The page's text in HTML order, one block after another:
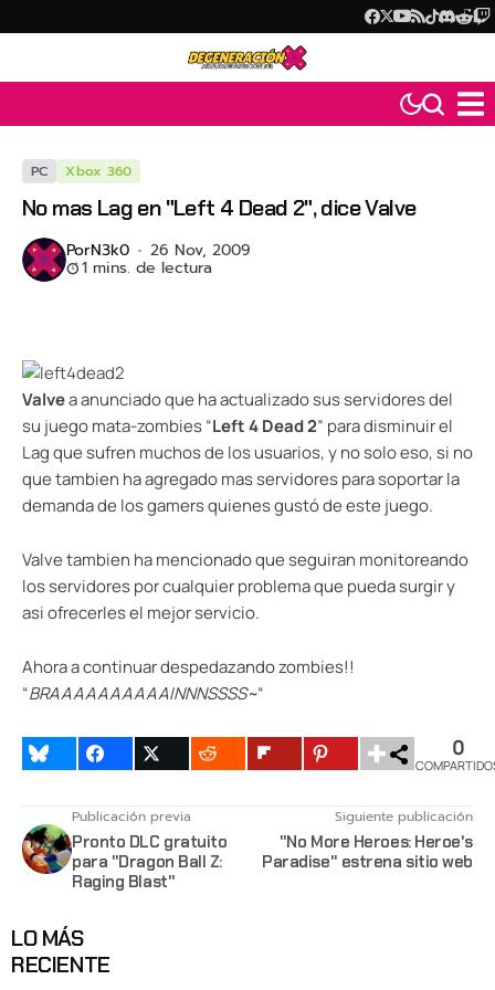
PC Xbox 360
No mas Lag en "Left 4 Dead 2", dice Valve
PorN3k0 26 Nov, 2009
1 mins. de lectura
Valvea anunciado que ha actualizado sus servidores del
su juego mata-zombies “Left 4 Dead 2” para disminuir el
Lag que sufren muchos de los usuarios, y no solo eso, si no
que tambien ha agregado mas servidores para soportar la
demanda de los gamers quienes gustó de este juego.
Valve tambien ha mencionado que seguiran monitoreando
los servidores por cualquier problema que pueda surgir y
asi ofrecerles el mejor servicio.
Ahora a continuar despedazando zombies!!
“BRAAAAAAAAAAINNNSSSS~“
0
Publicación previa
Pronto DLC gratuito
para "Dragon Ball Z:
Raging Blast"
Siguiente publicación
"No More Heroes: Heroe's
Paradise" estrena sitio web
LO MÁS
RECIENTE